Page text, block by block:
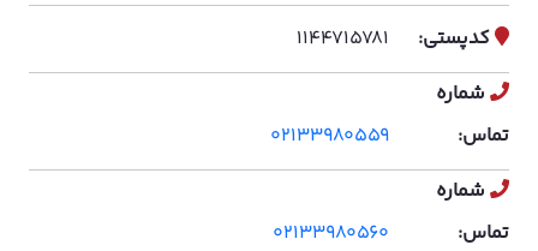
کدپستی:
1144715781
شماره
تماس:
02133980559
شماره
تماس:
02133980560